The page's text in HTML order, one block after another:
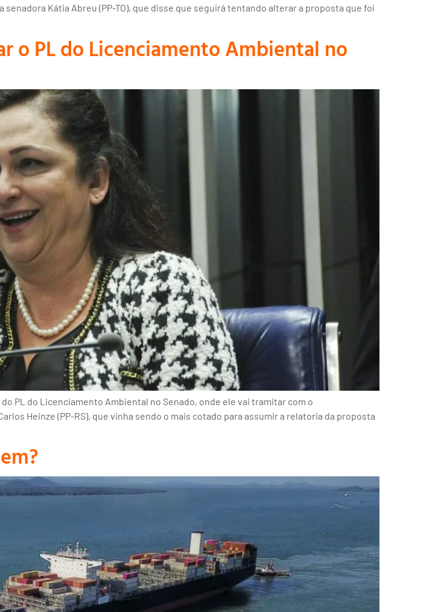
Kátia Abreu (PP-TO), que disse que seguirá tentando alterar a proposta que foi
o PL do Licenciamento Ambiental no
PL do Licenciamento Ambiental no Senado, onde ele vai tramitar com o
Heinze (PP-RS), que vinha sendo o mais cotado para assumir a relatoria da proposta